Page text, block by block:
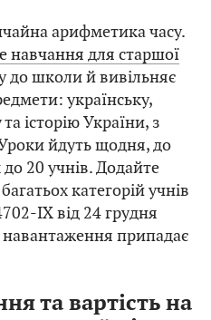
арифметика часу.
навчання для старшої
до школи й вивільняє
українську,
історію України, з
йдуть щодня, до
20 учнів. Додайте
категорій учнів
IX від 24 грудня
припадає
та вартість на